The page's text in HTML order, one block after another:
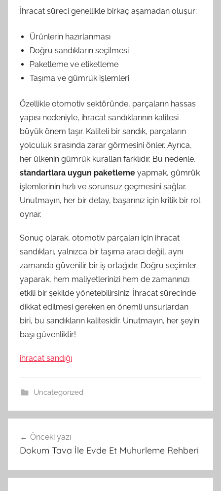
İhracat süreci genellikle birkaç aşamadan oluşur:
Ürünlerin hazırlanması
Doğru sandıkların seçilmesi
Paketleme ve etiketleme
Taşıma ve gümrük işlemleri
Özellikle otomotiv sektöründe, parçaların hassas
yapısı nedeniyle, ihracat sandıklarının kalitesi
büyük önem taşır. Kaliteli bir sandık, parçaların
yolculuk sırasında zarar görmesini önler. Ayrıca,
her ülkenin gümrük kuralları farklıdır. Bu nedenle,
standartlara uygun paketleme yapmak, gümrük
işlemlerinin hızlı ve sorunsuz geçmesini sağlar.
Unutmayın, her bir detay, başarınız için kritik bir rol
oynar.
Sonuç olarak, otomotiv parçaları için ihracat
sandıkları, yalnızca bir taşıma aracı değil, aynı
zamanda güvenilir bir iş ortağıdır. Doğru seçimler
yaparak, hem maliyetlerinizi hem de zamanınızı
etkili bir şekilde yönetebilirsiniz. İhracat sürecinde
dikkat edilmesi gereken en önemli unsurlardan
biri, bu sandıkların kalitesidir. Unutmayın, her şeyin
başı güvenliktir!
ihracat sandığı
Uncategorized
gezinmesi
Önceki yazı
Dokum Tava İle Evde Et Muhurleme Rehberi